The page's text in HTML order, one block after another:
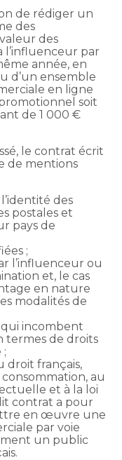
de rédiger un
des
des
l’influenceur par
année, en
d’un ensemble
en ligne
soit
de 1 000 €
le contrat écrit
de mentions
des
postales et
pays de
;
l’influenceur ou
et, le cas
en nature
modalités de
qui incombent
termes de droits
droit français,
au
et à la loi
contrat a pour
en œuvre une
par voie
un public